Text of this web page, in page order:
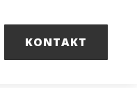
KONTAKT